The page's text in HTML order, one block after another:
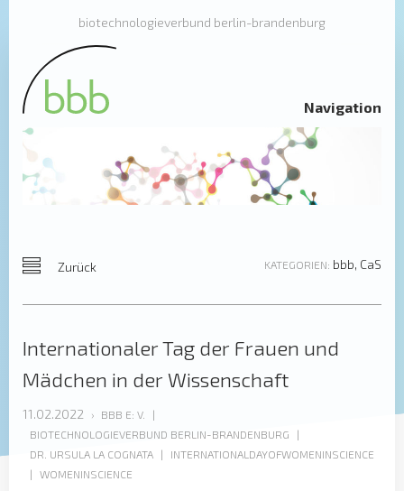
biotechnologieverbund berlin-brandenburg
Navigation
Zurück KATEGORIEN: bbb, CaS
Internationaler Tag der Frauen und
Mädchen in der Wissenschaft
11.02.2022 › BBB E: V.
|
BIOTECHNOLOGIEVERBUND BERLIN-BRANDENBURG
|
DR. URSULA LA COGNATA
|
INTERNATIONALDAYOFWOMENINSCIENCE
|
WOMENINSCIENCE